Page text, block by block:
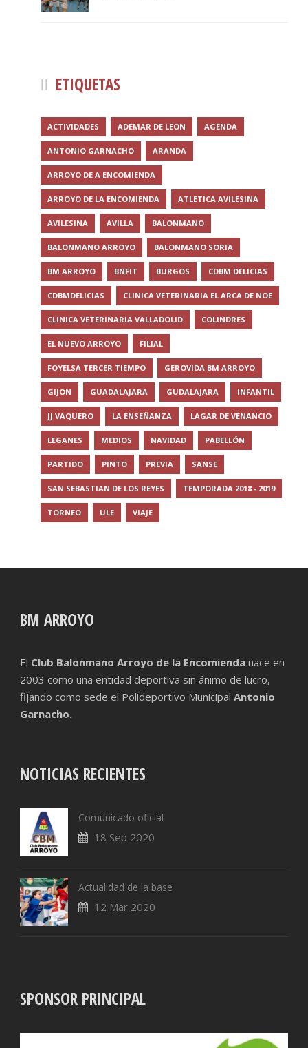
ETIQUETAS
ACTIVIDADES ADEMAR DE LEON AGENDA
ANTONIO GARNACHO ARANDA
ARROYO DE A ENCOMIENDA
ARROYO DE LA ENCOMIENDA ATLETICA AVILESINA
AVILESINA AVILLA BALONMANO
BALONMANO ARROYO BALONMANO SORIA
BM ARROYO BNFIT BURGOS CDBM DELICIAS
CDBMDELICIAS CLINICA VETERINARIA EL ARCA DE NOE
CLINICA VETERINARIA VALLADOLID COLINDRES
EL NUEVO ARROYO FILIAL
FOYELSA TERCER TIEMPO GEROVIDA BM ARROYO
GIJON GUADALAJARA GUDALAJARA INFANTIL
JJ VAQUERO LA ENSEÑANZA LAGAR DE VENANCIO
LEGANES MEDIOS NAVIDAD PABELLÓN
PARTIDO PINTO PREVIA SANSE
SAN SEBASTIAN DE LOS REYES TEMPORADA 2018 - 2019
TORNEO ULE VIAJE
BM ARROYO
El Club Balonmano Arroyo de la Encomienda nace en
2003 como una entidad deportiva sin ánimo de lucro,
fijando como sede el Polideportivo Municipal Antonio
Garnacho.
NOTICIAS RECIENTES
Comunicado oficial
18 Sep 2020
Actualidad de la base
12 Mar 2020
SPONSOR PRINCIPAL